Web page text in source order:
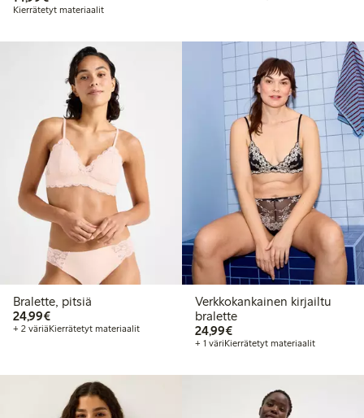
Kierrätetyt materiaalit
Bralette, pitsiä
24,99€24,99 €
+ 2 väriäKierrätetyt materiaalit
Verkkokankainen kirjailtu
bralette
24,99€24,99 €
+ 1 väriKierrätetyt materiaalit